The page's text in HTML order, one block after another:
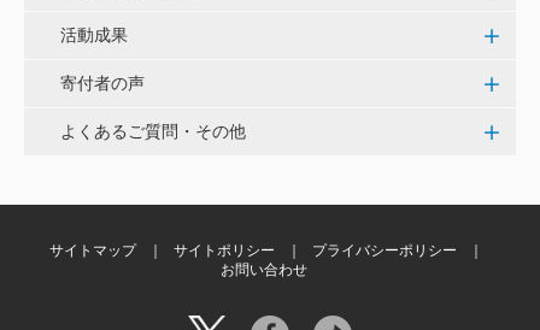
活動成果
寄付者の声
よくあるご質問・その他
サイトマップ サイトポリシー
プライバシーポリシー
お問い合わせ